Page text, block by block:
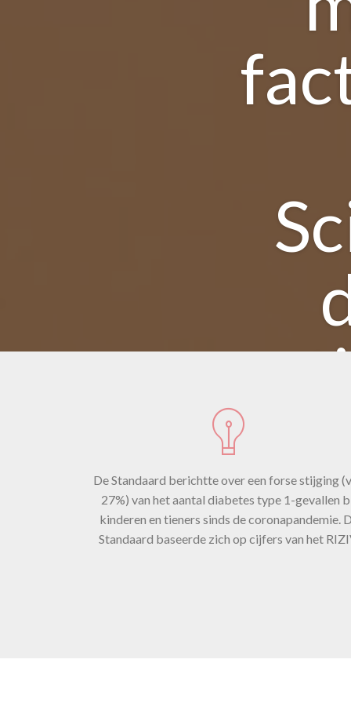
De Standaard berichtte over een forse stijging
27%) van het aantal diabetes type 1-gevallen
kinderen en tieners sinds de coronapandemie.
Standaard baseerde zich op cijfers van het